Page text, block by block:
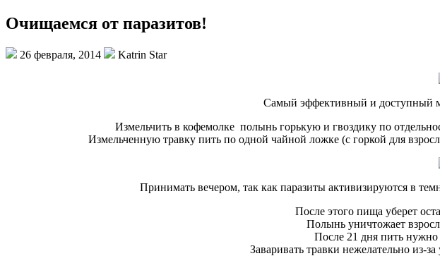
Очищаемся от паразитов!
26 февраля, 2014 Katrin Star
Самый эффективный и доступный
Измельчить в кофемолке полынь горькую и гвоздику по
Измельченную травку пить по одной чайной ложке (с горкой для
Принимать вечером, так как паразиты активизируются в
После этого пища уберет
Полынь уничтожает
После 21 дня пить
Заваривать травки нежелательно из-